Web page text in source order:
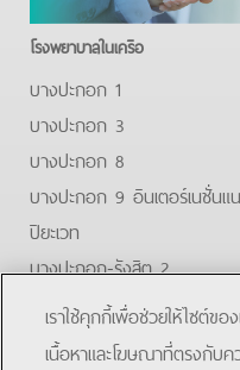
โรงพยาบาลในเครือ
บางปะกอก 1
บางปะกอก 3
บางปะกอก 8
บางปะกอก 9 อินเตอร์เนชั่นแ
ปิยะเวท
บางปะกอก-รังสิต 2
บางปะกอกสมุทรปราการ
FacebookYoutubeLine
เราใช้คุกกี้เพื่อช่วยให้ไซต์ข
เนื้อหาและโฆษณาที่ตรงกับ